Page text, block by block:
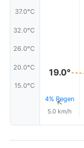
37.0°C
32.0°C
26.0°C
20.0°C
15.0°C
19.0°
4% Regen
↑
5.0 km/h